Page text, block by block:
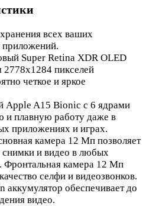
всех ваших
приложений.
Super Retina XDR OLED
2778x1284 пикселей
четкое и яркое
A15 Bionic с 6 ядрами
и плавную работу даже в
приложениях и играх.
камера 12 Мп позволяет
и видео в любых
Фронтальная камера 12 Мп
селфи и видеозвонков.
аккумулятор обеспечивает до
видео.